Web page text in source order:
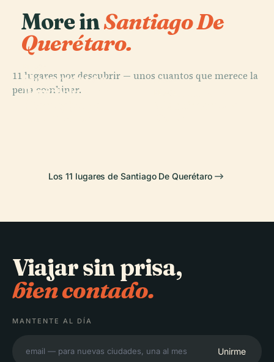
More inSantiago De
Querétaro.
11 lugares por descubrir — unos cuantos que merece la
pena combinar.
PLACE
Estadio
PLACE
Monumento a
Benito Juárez
Los 11 lugares de Santiago De Querétaro
Viajar sin prisa,
bien contado.
MANTENTE AL DÍA
Unirme